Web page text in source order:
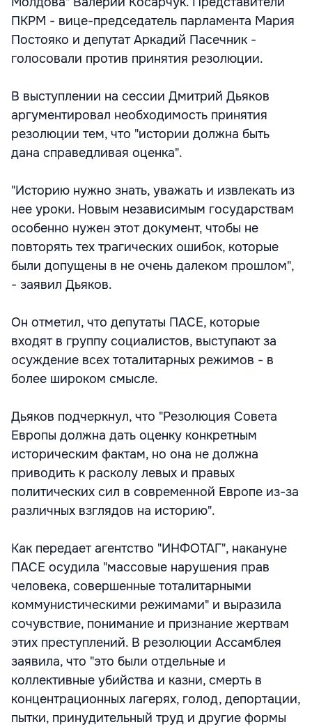
ПКРМ - вице-председатель парламента Мария
Постояко и депутат Аркадий Пасечник -
голосовали против принятия резолюции.
В выступлении на сессии Дмитрий Дьяков
аргументировал необходимость принятия
резолюции тем, что "истории должна быть
дана справедливая оценка".
"Историю нужно знать, уважать и извлекать из
нее уроки. Новым независимым государствам
особенно нужен этот документ, чтобы не
повторять тех трагических ошибок, которые
были допущены в не очень далеком прошлом",
- заявил Дьяков.
Он отметил, что депутаты ПАСЕ, которые
входят в группу социалистов, выступают за
осуждение всех тоталитарных режимов - в
более широком смысле.
Дьяков подчеркнул, что "Резолюция Совета
Европы должна дать оценку конкретным
историческим фактам, но она не должна
приводить к расколу левых и правых
политических сил в современной Европе из-за
различных взглядов на историю".
Как передает агентство "ИНФОТАГ", накануне
ПАСЕ осудила "массовые нарушения прав
человека, совершенные тоталитарными
коммунистическими режимами" и выразила
сочувствие, понимание и признание жертвам
этих преступлений. В резолюции Ассамблея
заявила, что "это были отдельные и
коллективные убийства и казни, смерть в
концентрационных лагерях, голод, депортации,
пытки, принудительный труд и другие формы